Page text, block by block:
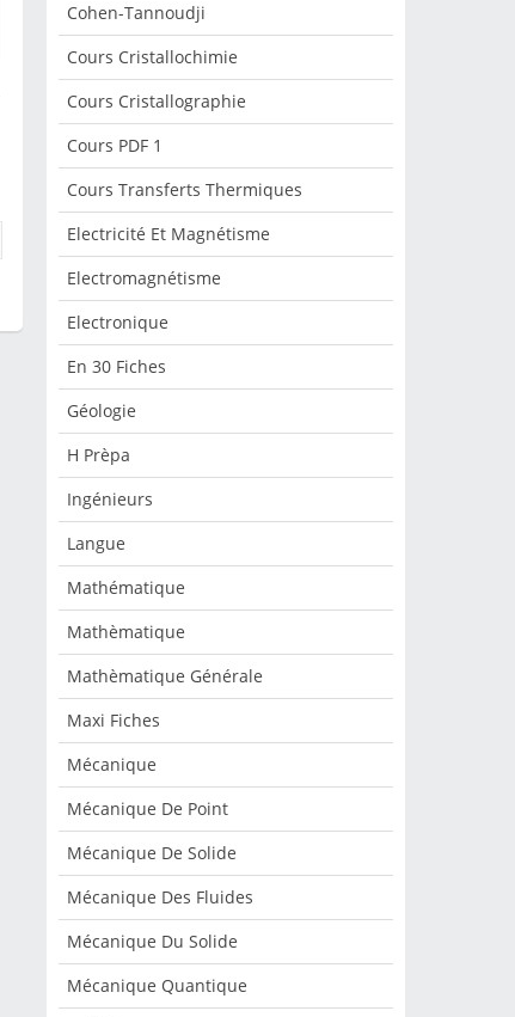
Cohen-Tannoudji
Cours Cristallochimie
Cours Cristallographie
Cours PDF 1
Cours Transferts Thermiques
Electricité Et Magnétisme
Electromagnétisme
Electronique
En 30 Fiches
Géologie
H Prèpa
Ingénieurs
Langue
Mathématique
Mathèmatique
Mathèmatique Générale
Maxi Fiches
Mécanique
Mécanique De Point
Mécanique De Solide
Mécanique Des Fluides
Mécanique Du Solide
Mécanique Quantique